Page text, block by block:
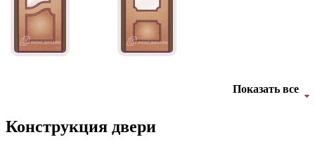
Показать все
Конструкция двери